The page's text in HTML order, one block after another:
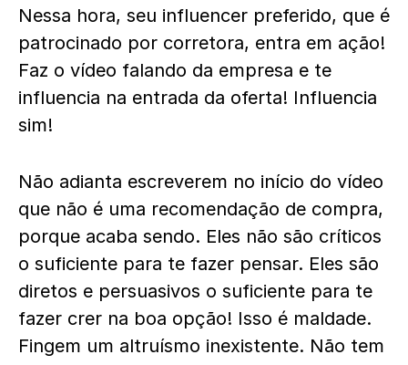
Nessa hora, seu influencer preferido, que é
patrocinado por corretora, entra em ação!
Faz o vídeo falando da empresa e te
influencia na entrada da oferta! Influencia
sim!
Não adianta escreverem no início do vídeo
que não é uma recomendação de compra,
porque acaba sendo. Eles não são críticos
o suficiente para te fazer pensar. Eles são
diretos e persuasivos o suficiente para te
fazer crer na boa opção! Isso é maldade.
Fingem um altruísmo inexistente. Não tem